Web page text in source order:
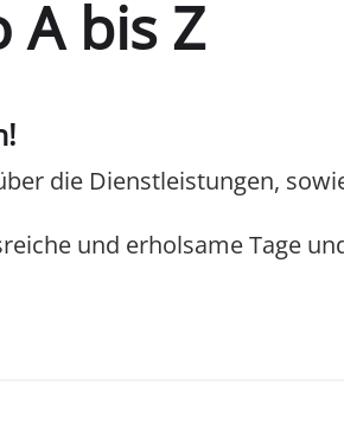
A bis Z
die Dienstleistungen,
und erholsame Tage